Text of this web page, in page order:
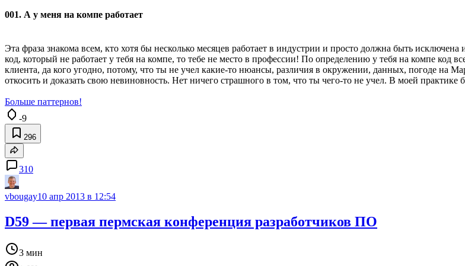
001. А у меня на компе работает
Эта фраза знакома всем, кто хотя бы несколько месяцев работает в индустрии и просто должна быть
код, который не работает у тебя на компе, то тебе не место в профессии! По определению у тебя на компе код
клиента, да кого угодно, потому, что ты не учел какие-то нюансы, различия в окружении, данных, погоде на
откосить и доказать свою невиновность. Нет ничего страшного в том, что ты чего-то не учел. В моей
Больше паттернов!
-9
296
310
vbougay10 апр 2013 в 12:54
D59 — первая пермская конференция разработчиков ПО
3 мин